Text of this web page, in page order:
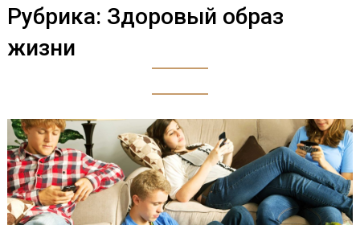
Рубрика: Здоровый образ
жизни